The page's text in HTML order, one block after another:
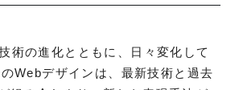
術の進化とともに、日々変化して
Webデザインは、最新技術と過去